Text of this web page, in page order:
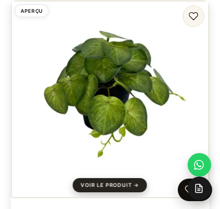
APERÇU
0